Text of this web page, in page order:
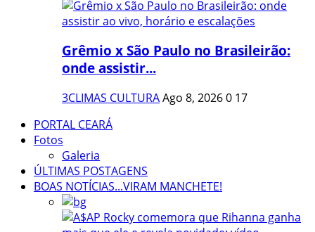
Grêmio x São Paulo no Brasileirão:
onde assistir...
3CLIMAS CULTURAAgo 8, 20260 17
PORTAL CEARÁ
Fotos
Galeria
ÚLTIMAS POSTAGENS
BOAS NOTÍCIAS...VIRAM MANCHETE!